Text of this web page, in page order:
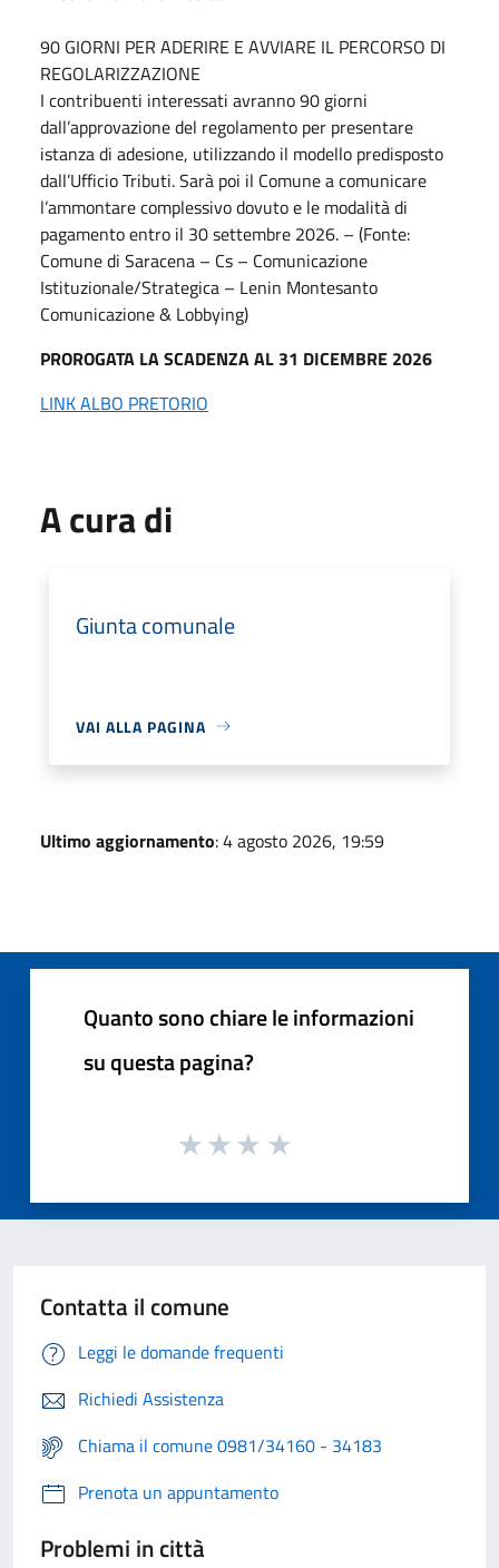
90 GIORNI PER ADERIRE E AVVIARE IL PERCORSO DI
REGOLARIZZAZIONE
I contribuenti interessati avranno 90 giorni
dall’approvazione del regolamento per presentare
istanza di adesione, utilizzando il modello predisposto
dall’Ufficio Tributi. Sarà poi il Comune a comunicare
l’ammontare complessivo dovuto e le modalità di
pagamento entro il 30 settembre 2026. – (Fonte:
Comune di Saracena – Cs – Comunicazione
Istituzionale/Strategica – Lenin Montesanto
Comunicazione & Lobbying)
PROROGATA LA SCADENZA AL 31 DICEMBRE 2026
LINK ALBO PRETORIO
A cura di
Giunta comunale
VAI ALLA PAGINA
Ultimo aggiornamento: 4 agosto 2026, 19:59
Quanto sono chiare le informazioni
su questa pagina?
Contatta il comune
Leggi le domande frequenti
Richiedi Assistenza
Chiama il comune 0981/34160 - 34183
Prenota un appuntamento
Problemi in città